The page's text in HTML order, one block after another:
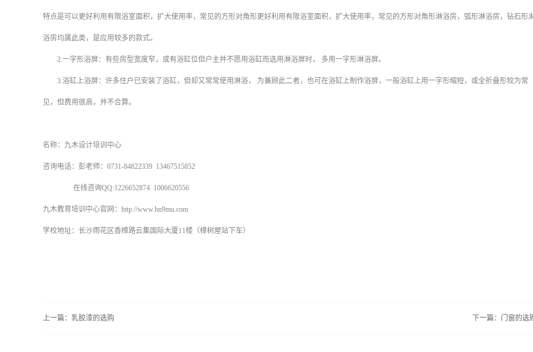
特点是可以更好利用有限浴室面积，扩大使用率，常见的方形对角形更好利用有限浴室面积，扩大使用率，常见的方形对角形淋浴房，弧形淋浴房，钻石形
浴房均属此类，是应用较多的款式。
2.一字形浴屏：有些房型宽度窄，或有浴缸位但户主并不愿用浴缸而选用淋浴屏时， 多用一字形淋浴屏。
3.浴缸上浴屏：许多住户已安装了浴缸，但却又常常使用淋浴， 为兼顾此二者，也可在浴缸上制作浴屏，一般浴缸上用一字形缩短，或全折叠形较为常
见，但费用很高，并不合算。
名称：九木设计培训中心
咨询电话：彭老师：0731-84822339 13467515852
在线咨询QQ:1226652874 1006620556
九木教育培训中心官网：http://www.hn9mu.com
学校地址：长沙雨花区香樟路云集国际大厦11楼（樟树屋站下车）
上一篇： 乳胶漆的选购 下一篇： 门窗的选